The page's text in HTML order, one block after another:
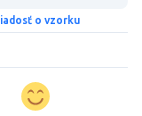
o vzorku